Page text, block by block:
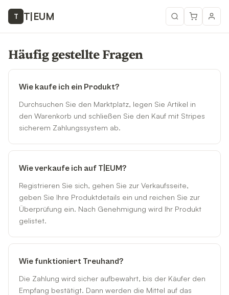
T T|EUM
Häufig gestellte Fragen
Wie kaufe ich ein Produkt?
Durchsuchen Sie den Marktplatz, legen Sie Artikel in
den Warenkorb und schließen Sie den Kauf mit Stripes
sicherem Zahlungssystem ab.
Wie verkaufe ich auf T|EUM?
Registrieren Sie sich, gehen Sie zur Verkaufsseite,
geben Sie Ihre Produktdetails ein und reichen Sie zur
Überprüfung ein. Nach Genehmigung wird Ihr Produkt
gelistet.
Wie funktioniert Treuhand?
Die Zahlung wird sicher aufbewahrt, bis der Käufer den
Empfang bestätigt. Dann werden die Mittel auf das